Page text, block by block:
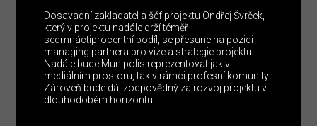
Dosavadní zakladatel a šéf projektu Ondřej Švrček,
který v projektu nadále drží téměř
sedmnáctiprocentní podíl, se přesune na pozici
managing partnera pro vize a strategie projektu.
Nadále bude Munipolis reprezentovat jak v
mediálním prostoru, tak v rámci profesní komunity.
Zároveň bude dál zodpovědný za rozvoj projektu v
dlouhodobém horizontu.